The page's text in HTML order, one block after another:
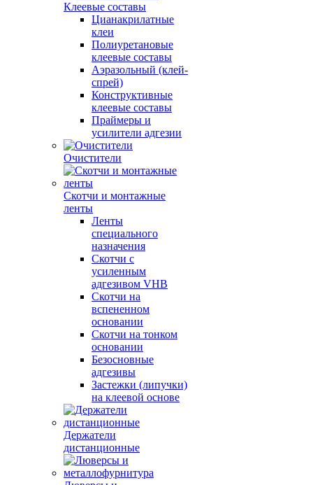
Клеевые составы
Цианакрилатные
клеи
Полиуретановые
клеевые составы
Аэразольный (клей-
спрей)
Конструктивные
клеевые составы
Праймеры и
усилители адгезии
Очистители
Скотчи и монтажные
ленты
Ленты
специального
назначения
Скотчи с
усиленным
адгезивом VHB
Скотчи на
вспененном
основании
Скотчи на тонком
основании
Безосновные
адгезивы
Застежки (липучки)
на клеевой основе
Держатели
дистанционные